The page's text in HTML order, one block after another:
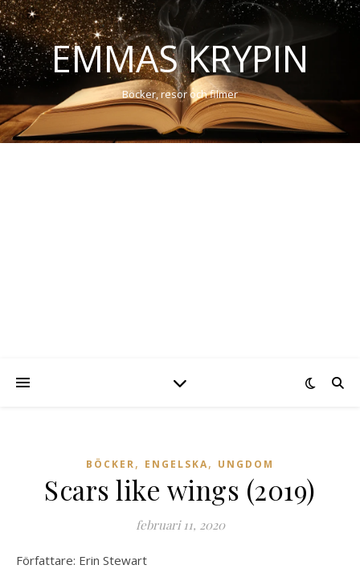
EMMAS KRYPIN
Böcker, resor och filmer
BÖCKER, ENGELSKA, UNGDOM
Scars like wings (2019)
februari 11, 2020
Författare: Erin Stewart